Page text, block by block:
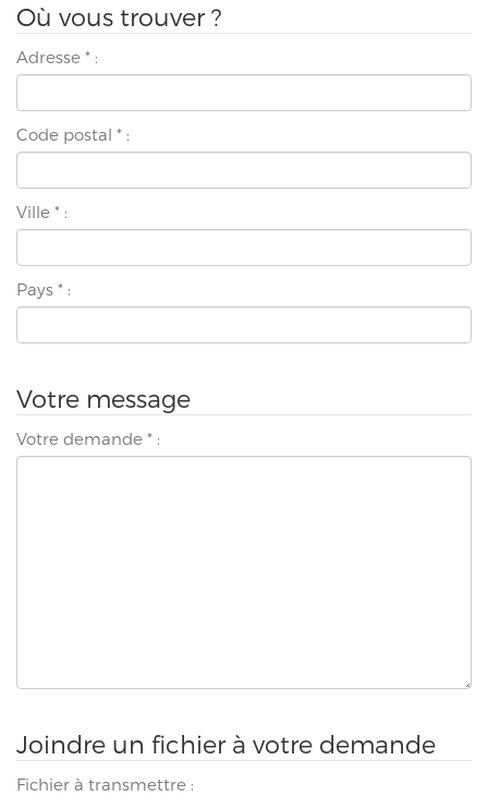
Où vous trouver ?
Adresse * :
Code postal * :
Ville * :
Pays * :
Votre message
Votre demande * :
Joindre un fichier à votre demande
Fichier à transmettre :